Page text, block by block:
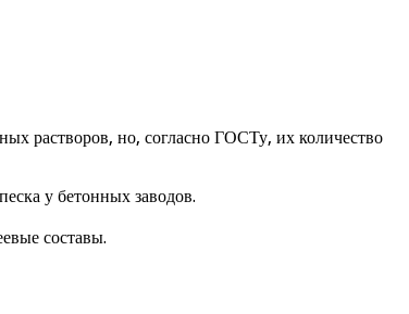
растворов, но, согласно ГОСТу, их количество
у бетонных заводов.
составы.